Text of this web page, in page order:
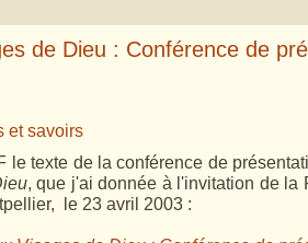
de Dieu : Conférence de
et savoirs
le texte de la conférence de
, que j'ai donnée à l'invitation de la
le 23 avril 2003 :